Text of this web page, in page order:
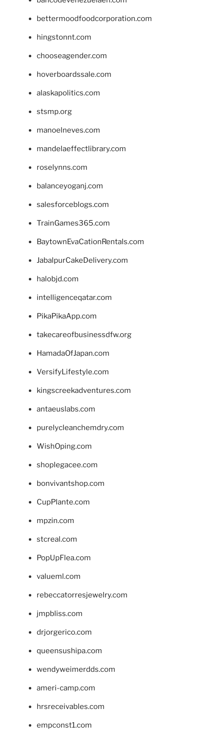
bettermoodfoodcorporation.com
hingstonnt.com
chooseagender.com
hoverboardssale.com
alaskapolitics.com
stsmp.org
manoelneves.com
mandelaeffectlibrary.com
roselynns.com
balanceyoganj.com
salesforceblogs.com
TrainGames365.com
BaytownEvaCationRentals.com
JabalpurCakeDelivery.com
halobjd.com
intelligenceqatar.com
PikaPikaApp.com
takecareofbusinessdfw.org
HamadaOfJapan.com
VersifyLifestyle.com
kingscreekadventures.com
antaeuslabs.com
purelycleanchemdry.com
WishOping.com
shoplegacee.com
bonvivantshop.com
CupPlante.com
mpzin.com
stcreal.com
PopUpFlea.com
valueml.com
rebeccatorresjewelry.com
jmpbliss.com
drjorgerico.com
queensushipa.com
wendyweimerdds.com
ameri-camp.com
hrsreceivables.com
empconst1.com